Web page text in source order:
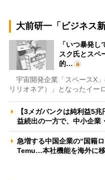
大前研一「ビジネス
「いつ暴発
スク氏とスペ
的…
宇宙開発企業「スペースX
リリオネア）」となったイー
【3メガバンクは純利益5
益続出の一方で、中小企業
急増する中国企業の“国籍
Temu…本社機能を海外に